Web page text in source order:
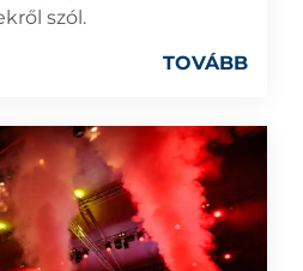
szól.
TOVÁBB